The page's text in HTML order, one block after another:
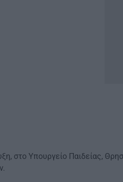
στο Υπουργείο Παιδείας,